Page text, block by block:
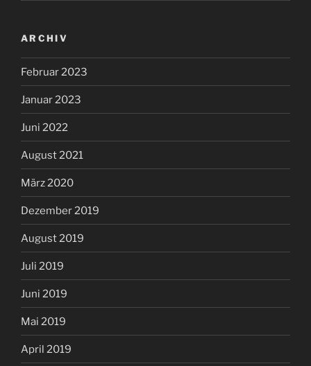
ARCHIV
Februar 2023
Januar 2023
Juni 2022
August 2021
März 2020
Dezember 2019
August 2019
Juli 2019
Juni 2019
Mai 2019
April 2019